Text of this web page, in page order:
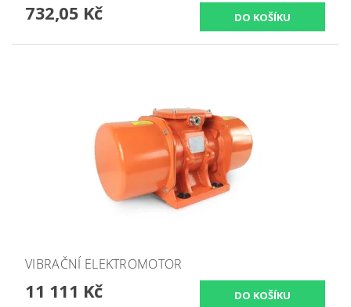
732,05 Kč
VIBRAČNÍ ELEKTROMOTOR
11 111 Kč